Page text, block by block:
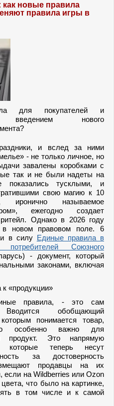
новые правила
правила игры в
для покупателей и
нового
и вслед за ними
- не только личное, но
завалены коробками с
так и не были надеты на
показались тусклыми, и
свою магию к 10
называемое
ежегодно создает
Однако в 2026 году
в новом правовом поле. 6
в силу Единые правила в
Союзного
- документ, который
законами, включая
к «продукции»
правила, - это сам
обобщающий
понимается товар,
особенно важно для
продукт. Это напрямую
которые теперь несут
за достоверность
продавцы на их
если на Wildberries или Ozon
что было на картинке,
в том числе и к самой